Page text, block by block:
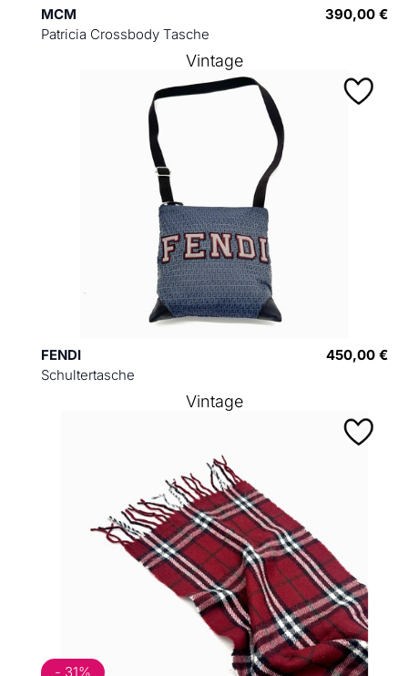
MCM
Patricia Crossbody Tasche
390,00 €
FENDI
Schultertasche
450,00 €
Vintage
- 31%
Vintage